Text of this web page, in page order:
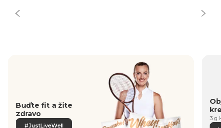
Buďte fit a žite
zdravo
#JustLiveWell
3 g